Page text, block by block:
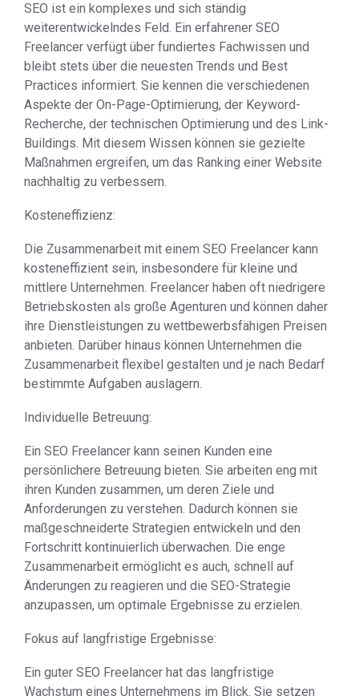
SEO ist ein komplexes und sich ständig
weiterentwickelndes Feld. Ein erfahrener SEO
Freelancer verfügt über fundiertes Fachwissen und
bleibt stets über die neuesten Trends und Best
Practices informiert. Sie kennen die verschiedenen
Aspekte der On-Page-Optimierung, der Keyword-
Recherche, der technischen Optimierung und des Link-
Buildings. Mit diesem Wissen können sie gezielte
Maßnahmen ergreifen, um das Ranking einer Website
nachhaltig zu verbessern.
Kosteneffizienz:
Die Zusammenarbeit mit einem SEO Freelancer kann
kosteneffizient sein, insbesondere für kleine und
mittlere Unternehmen. Freelancer haben oft niedrigere
Betriebskosten als große Agenturen und können daher
ihre Dienstleistungen zu wettbewerbsfähigen Preisen
anbieten. Darüber hinaus können Unternehmen die
Zusammenarbeit flexibel gestalten und je nach Bedarf
bestimmte Aufgaben auslagern.
Individuelle Betreuung:
Ein SEO Freelancer kann seinen Kunden eine
persönlichere Betreuung bieten. Sie arbeiten eng mit
ihren Kunden zusammen, um deren Ziele und
Anforderungen zu verstehen. Dadurch können sie
maßgeschneiderte Strategien entwickeln und den
Fortschritt kontinuierlich überwachen. Die enge
Zusammenarbeit ermöglicht es auch, schnell auf
Änderungen zu reagieren und die SEO-Strategie
anzupassen, um optimale Ergebnisse zu erzielen.
Fokus auf langfristige Ergebnisse:
Ein guter SEO Freelancer hat das langfristige
Wachstum eines Unternehmens im Blick. Sie setzen